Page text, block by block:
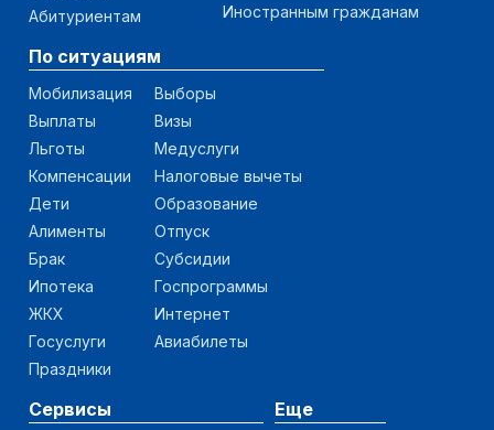
Абитуриентам
Иностранным гражданам
По ситуациям
Мобилизация
Выплаты
Льготы
Компенсации
Дети
Алименты
Брак
Ипотека
ЖКХ
Госуслуги
Праздники
Выборы
Визы
Медуслуги
Налоговые вычеты
Образование
Отпуск
Субсидии
Госпрограммы
Интернет
Авиабилеты
Сервисы Еще